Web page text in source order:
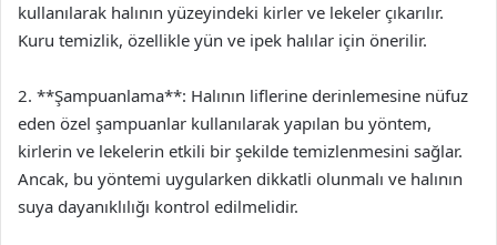
kullanılarak halının yüzeyindeki kirler ve lekeler çıkarılır.
Kuru temizlik, özellikle yün ve ipek halılar için önerilir.
2. **Şampuanlama**: Halının liflerine derinlemesine nüfuz
eden özel şampuanlar kullanılarak yapılan bu yöntem,
kirlerin ve lekelerin etkili bir şekilde temizlenmesini sağlar.
Ancak, bu yöntemi uygularken dikkatli olunmalı ve halının
suya dayanıklılığı kontrol edilmelidir.